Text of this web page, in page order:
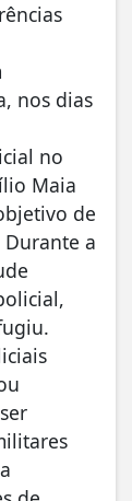
nos dias
no
Maia
de
a